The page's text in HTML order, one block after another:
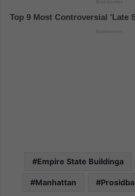
Empire State Buildinga
Manhattan Prosidba